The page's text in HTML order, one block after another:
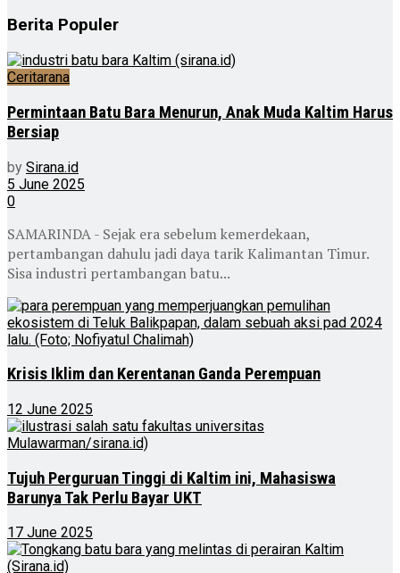
Berita Populer
Ceritarana
Permintaan Batu Bara Menurun, Anak Muda Kaltim Harus
Bersiap
by Sirana.id
5 June 2025
0
SAMARINDA - Sejak era sebelum kemerdekaan,
pertambangan dahulu jadi daya tarik Kalimantan Timur.
Sisa industri pertambangan batu...
Krisis Iklim dan Kerentanan Ganda Perempuan
12 June 2025
Tujuh Perguruan Tinggi di Kaltim ini, Mahasiswa
Barunya Tak Perlu Bayar UKT
17 June 2025